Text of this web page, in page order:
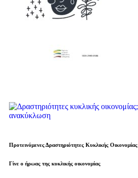
Προτεινόμενες Δραστηριότητες Κυκλικής Οικονομίας
Γίνε ο ήρωας της κυκλικής οικονομίας